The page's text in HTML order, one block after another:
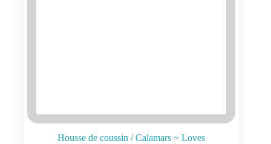
Housse de coussin / Calamars ~ Loves